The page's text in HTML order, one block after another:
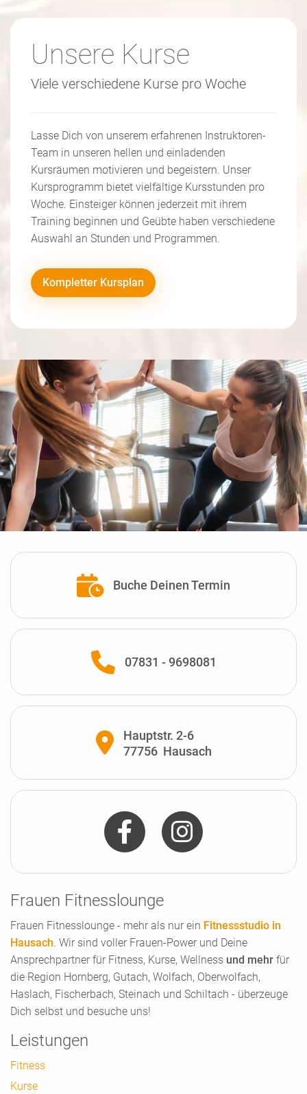
Unsere Kurse
Viele verschiedene Kurse pro Woche
Lasse Dich von unserem erfahrenen Instruktoren-
Team in unseren hellen und einladenden
Kursräumen motivieren und begeistern. Unser
Kursprogramm bietet vielfältige Kursstunden pro
Woche. Einsteiger können jederzeit mit ihrem
Training beginnen und Geübte haben verschiedene
Auswahl an Stunden und Programmen.
Kompletter Kursplan
Buche Deinen Termin
07831 - 9698081
Hauptstr. 2-6
77756 Hausach
Frauen Fitnesslounge
Frauen Fitnesslounge - mehr als nur ein Fitnessstudio in
Hausach. Wir sind voller Frauen-Power und Deine
Ansprechpartner für Fitness, Kurse, Wellness und mehr für
die Region Hornberg, Gutach, Wolfach, Oberwolfach,
Haslach, Fischerbach, Steinach und Schiltach - überzeuge
Dich selbst und besuche uns!
Leistungen
Fitness
Kurse